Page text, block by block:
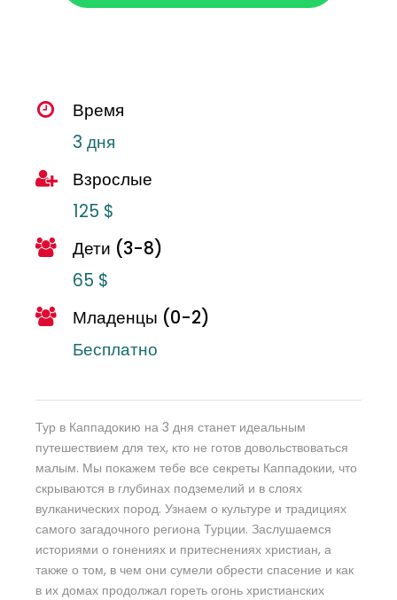
Время
3 дня
Взрослые
125 $
Дети (3-8)
65 $
Младенцы (0-2)
Бесплатно
Тур в Каппадокию на 3 дня станет идеальным
путешествием для тех, кто не готов довольствоваться
малым. Мы покажем тебе все секреты Каппадокии, что
скрываются в глубинах подземелий и в слоях
вулканических пород. Узнаем о культуре и традициях
самого загадочного региона Турции. Заслушаемся
историями о гонениях и притеснениях христиан, а
также о том, в чем они сумели обрести спасение и как
в их домах продолжал гореть огонь христианских